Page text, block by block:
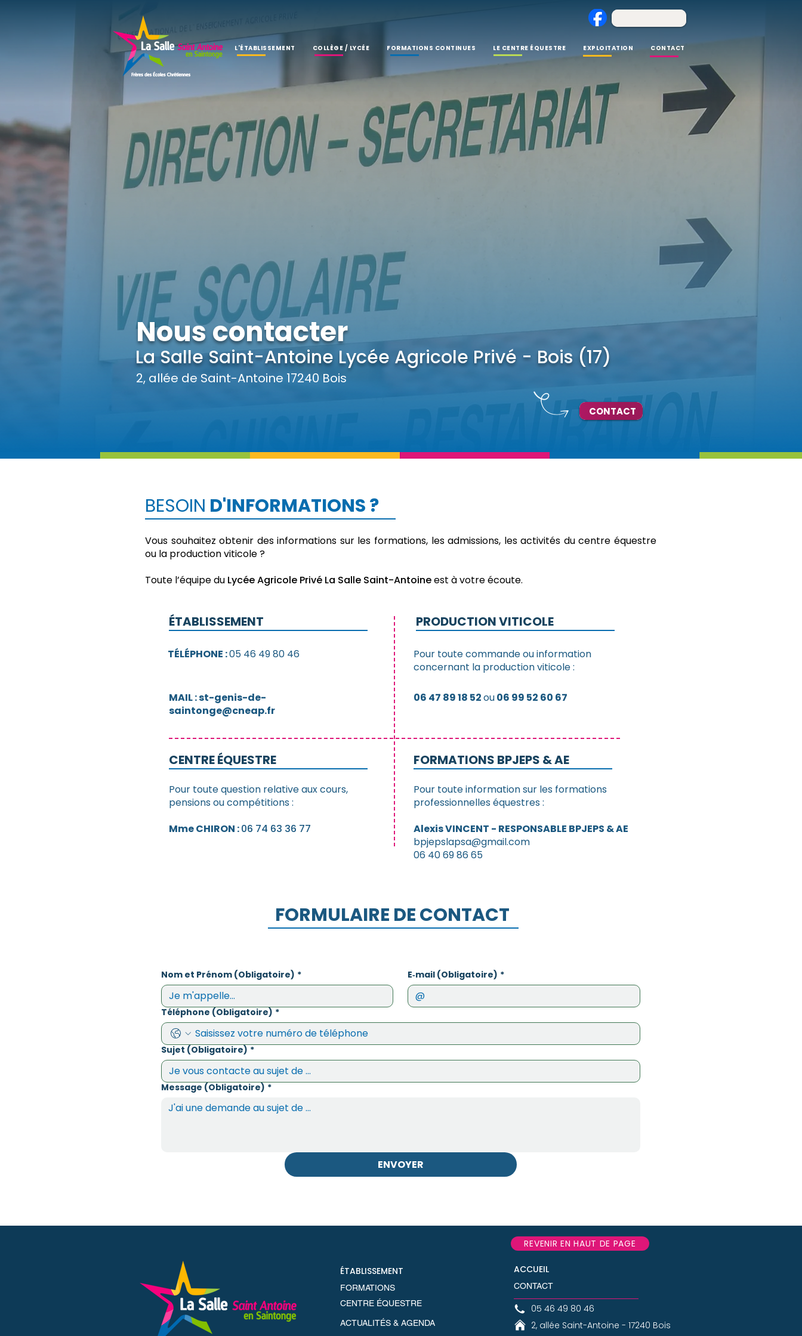
L'ÉTABLISSEMENT COLLÈGE / LYCÉE FORMATIONS CONTINUES LE CENTRE ÉQUESTRE EXPLOITATION CONTACT
Nous contacter
2, allée de Saint-Antoine 17240 Bois
La Salle Saint-Antoine Lycée Agricole Privé - Bois (17)
CONTACT
BESOIN D'INFORMATIONS ?
Vous souhaitez obtenir des informations sur les formations, les admissions, les activités du centre équestre
ou la production viticole ?
Toute l’équipe du Lycée Agricole Privé La Salle Saint-Antoineest à votre écoute.
ÉTABLISSEMENT
TÉLÉPHONE :05 46 49 80 46
MAIL : st-genis-de-
saintonge@cneap.fr
PRODUCTION VITICOLE
Pour toute commande ou information
concernant la production viticole :
06 47 89 18 52ou06 99 52 60 67
CENTRE ÉQUESTRE
Pour toute question relative aux cours,
pensions ou compétitions :
Mme CHIRON :06 74 63 36 77
FORMATIONS BPJEPS & AE
Pour toute information sur les formations
professionnelles équestres :
Alexis VINCENT - RESPONSABLE BPJEPS & AE
bpjepslapsa@gmail.com
06 40 69 86 65
FORMULAIRE DE CONTACT
Nom et Prénom (Obligatoire) * E‑mail (Obligatoire) *
Téléphone (Obligatoire) *
Sujet (Obligatoire) *
Message (Obligatoire) *
ENVOYER
REVENIR EN HAUT DE PAGE
ÉTABLISSEMENT
FORMATIONS
CENTRE ÉQUESTRE
ACTUALITÉS & AGENDA
ACCUEIL
CONTACT
05 46 49 80 46
2, allée Saint-Antoine - 17240 Bois